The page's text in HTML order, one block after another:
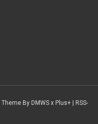
Theme By DMWS x Plus+ | RSS-